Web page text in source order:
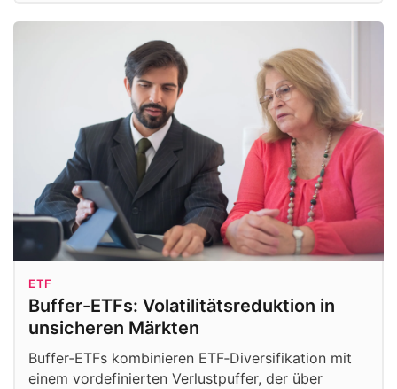
ETF
Buffer-ETFs: Volatilitätsreduktion in
unsicheren Märkten
Buffer‑ETFs kombinieren ETF‑Diversifikation mit
einem vordefinierten Verlustpuffer, der über